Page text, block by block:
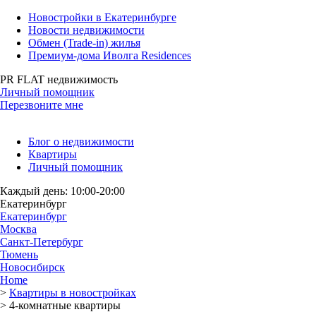
Новостройки в Екатеринбурге
Новости недвижимости
Обмен (Trade-in) жилья
Премиум-дома Иволга Residences
PR FLAT недвижимость
Личный помощник
Перезвоните мне
Блог о недвижимости
Квартиры
Личный помощник
Каждый день: 10:00-20:00
Екатеринбург
Екатеринбург
Москва
Санкт-Петербург
Тюмень
Новосибирск
Home
> Квартиры в новостройках
> 4-комнатные квартиры